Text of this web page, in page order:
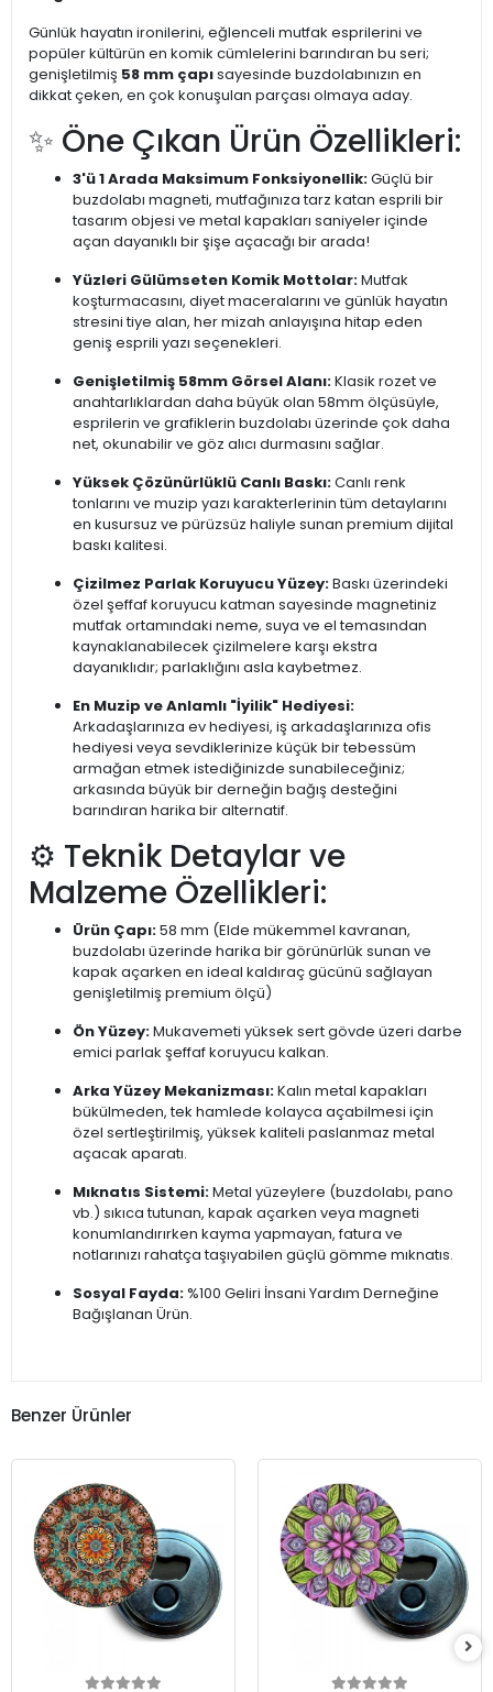
Günlük hayatın ironilerini, eğlenceli mutfak esprilerini ve
popüler kültürün en komik cümlelerini barındıran bu seri;
genişletilmiş 58 mm çapısayesinde buzdolabınızın en
dikkat çeken, en çok konuşulan parçası olmaya aday.
✨ Öne Çıkan Ürün Özellikleri:
3'ü 1 Arada Maksimum Fonksiyonellik:Güçlü bir
buzdolabı magneti, mutfağınıza tarz katan esprili bir
tasarım objesi ve metal kapakları saniyeler içinde
açan dayanıklı bir şişe açacağı bir arada!
Yüzleri Gülümseten Komik Mottolar:Mutfak
koşturmacasını, diyet maceralarını ve günlük hayatın
stresini tiye alan, her mizah anlayışına hitap eden
geniş esprili yazı seçenekleri.
Genişletilmiş 58mm Görsel Alanı:Klasik rozet ve
anahtarlıklardan daha büyük olan 58mm ölçüsüyle,
esprilerin ve grafiklerin buzdolabı üzerinde çok daha
net, okunabilir ve göz alıcı durmasını sağlar.
Yüksek Çözünürlüklü Canlı Baskı:Canlı renk
tonlarını ve muzip yazı karakterlerinin tüm detaylarını
en kusursuz ve pürüzsüz haliyle sunan premium dijital
baskı kalitesi.
Çizilmez Parlak Koruyucu Yüzey:Baskı üzerindeki
özel şeffaf koruyucu katman sayesinde magnetiniz
mutfak ortamındaki neme, suya ve el temasından
kaynaklanabilecek çizilmelere karşı ekstra
dayanıklıdır; parlaklığını asla kaybetmez.
En Muzip ve Anlamlı "İyilik" Hediyesi:
Arkadaşlarınıza ev hediyesi, iş arkadaşlarınıza ofis
hediyesi veya sevdiklerinize küçük bir tebessüm
armağan etmek istediğinizde sunabileceğiniz;
arkasında büyük bir derneğin bağış desteğini
barındıran harika bir alternatif.
⚙️ Teknik Detaylar ve
Malzeme Özellikleri:
Ürün Çapı:58 mm (Elde mükemmel kavranan,
buzdolabı üzerinde harika bir görünürlük sunan ve
kapak açarken en ideal kaldıraç gücünü sağlayan
genişletilmiş premium ölçü)
Ön Yüzey:Mukavemeti yüksek sert gövde üzeri darbe
emici parlak şeffaf koruyucu kalkan.
Arka Yüzey Mekanizması:Kalın metal kapakları
bükülmeden, tek hamlede kolayca açabilmesi için
özel sertleştirilmiş, yüksek kaliteli paslanmaz metal
açacak aparatı.
Mıknatıs Sistemi:Metal yüzeylere (buzdolabı, pano
vb.) sıkıca tutunan, kapak açarken veya magneti
konumlandırırken kayma yapmayan, fatura ve
notlarınızı rahatça taşıyabilen güçlü gömme mıknatıs.
Sosyal Fayda: %100 Geliri İnsani Yardım Derneğine
Bağışlanan Ürün.
Benzer Ürünler